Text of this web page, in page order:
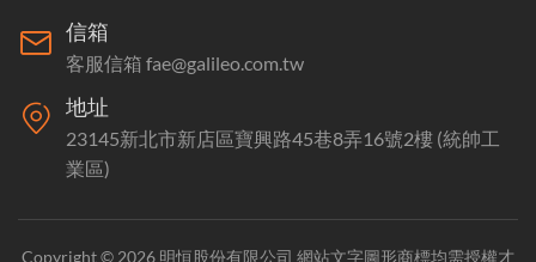
信箱
客服信箱 fae@galileo.com.tw
地址
23145新北市新店區寶興路45巷8弄16號2樓 (統帥工
業區)
Copyright © 2026 明恒股份有限公司 網站文字圖形商標均需授權才